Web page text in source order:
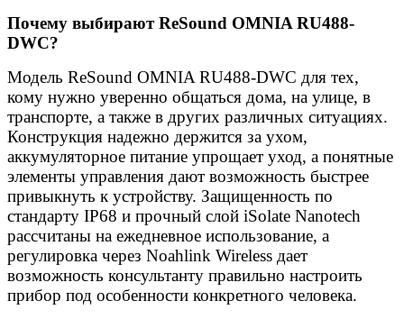
Почему выбирают ReSound OMNIA RU488-
DWC?
Модель ReSound OMNIA RU488-DWC для тех,
кому нужно уверенно общаться дома, на улице, в
транспорте, а также в других различных ситуациях.
Конструкция надежно держится за ухом,
аккумуляторное питание упрощает уход, а понятные
элементы управления дают возможность быстрее
привыкнуть к устройству. Защищенность по
стандарту IP68 и прочный слой iSolate Nanotech
рассчитаны на ежедневное использование, а
регулировка через Noahlink Wireless дает
возможность консультанту правильно настроить
прибор под особенности конкретного человека.